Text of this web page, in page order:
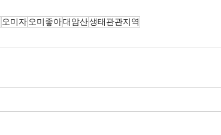
오미자 오미좋아대암산생태관관지역